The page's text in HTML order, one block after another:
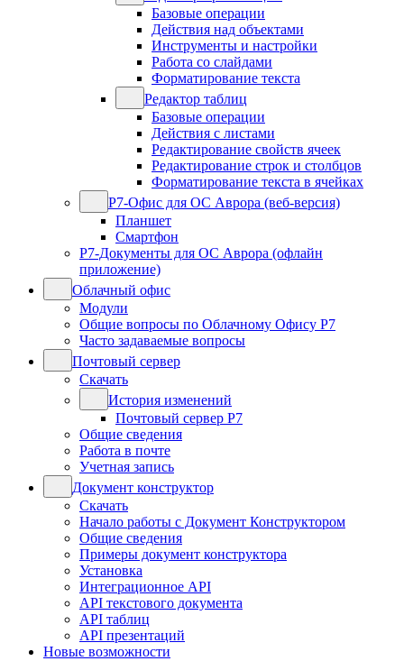
Базовые операции
Действия над объектами
Инструменты и настройки
Работа со слайдами
Форматирование текста
Редактор таблиц
Базовые операции
Действия с листами
Редактирование свойств ячеек
Редактирование строк и столбцов
Форматирование текста в ячейках
Р7-Офис для ОС Аврора (веб-версия)
Планшет
Смартфон
Р7-Документы для ОС Аврора (офлайн
приложение)
Облачный офис
Модули
Общие вопросы по Облачному Офису Р7
Часто задаваемые вопросы
Почтовый сервер
Скачать
История изменений
Почтовый сервер Р7
Общие сведения
Работа в почте
Учетная запись
Документ конструктор
Скачать
Начало работы с Документ Конструктором
Общие сведения
Примеры документ конструктора
Установка
Интеграционное API
API текстового документа
API таблиц
API презентаций
Новые возможности